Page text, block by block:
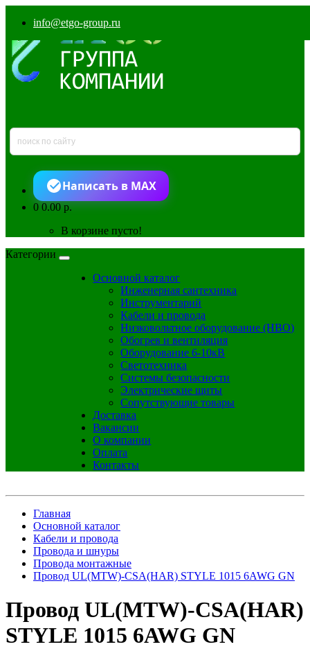
info@etgo-group.ru
Написать в MAX
00.00 р.
В корзине пусто!
Категории
Основной каталог
Инженерная сантехника
Инструментарий
Кабели и провода
Низковольтное оборудование (НВО)
Обогрев и вентиляция
Оборудование 6-10кВ
Светотехника
Системы безопасности
Электрические щиты
Сопутствующие товары
Доставка
Вакансии
О компании
Оплата
Контакты
Главная
Основной каталог
Кабели и провода
Провода и шнуры
Провода монтажные
Провод UL(MTW)-CSA(HAR) STYLE 1015 6AWG GN
Провод UL(MTW)-CSA(HAR)
STYLE 1015 6AWG GN